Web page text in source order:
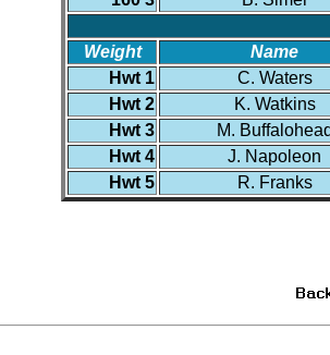
Weight
Name
Hwt 1
C. Waters
Hwt 2
K. Watkins
Hwt 3
M.
Hwt 4
J. Napoleon
Hwt 5
R. Franks